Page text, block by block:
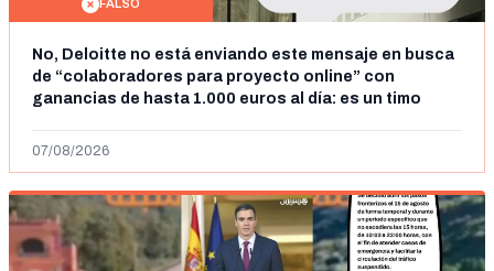
FALSO
No, Deloitte no está enviando este mensaje en busca
de “colaboradores para proyecto online” con
ganancias de hasta 1.000 euros al día: es un timo
07/08/2026